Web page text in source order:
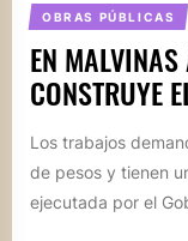
OBRAS PÚBLICAS
EN
CONSTRUYE
Los trabajos
de pesos y tienen
ejecutada por el